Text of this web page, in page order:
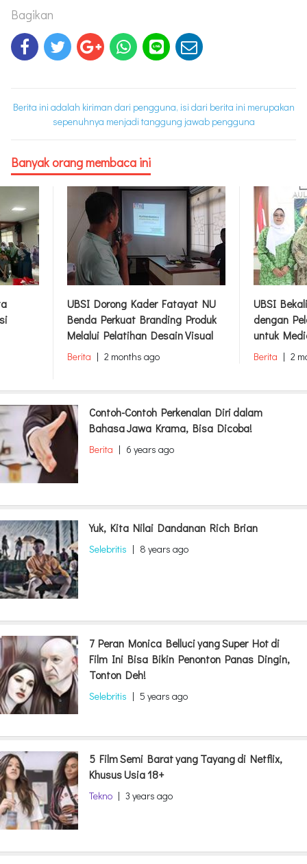
Bagikan
Berita ini adalah kiriman dari pengguna, isi dari berita ini merupakan
sepenuhnya menjadi tanggung jawab pengguna
Banyak orang membaca ini
UBSI Dorong Kader Fatayat NU
Benda Perkuat Branding Produk
Melalui Pelatihan Desain Visual
Berita | 2 months ago
UBSI
dengan
untuk
Berita | 2
Contoh-Contoh Perkenalan Diri dalam
Bahasa Jawa Krama, Bisa Dicoba!
Berita | 6 years ago
Yuk, Kita Nilai Dandanan Rich Brian
Selebritis | 8 years ago
7 Peran Monica Belluci yang Super Hot di
Film Ini Bisa Bikin Penonton Panas Dingin,
Tonton Deh!
Selebritis | 5 years ago
5 Film Semi Barat yang Tayang di Netflix,
Khusus Usia 18+
Tekno | 3 years ago